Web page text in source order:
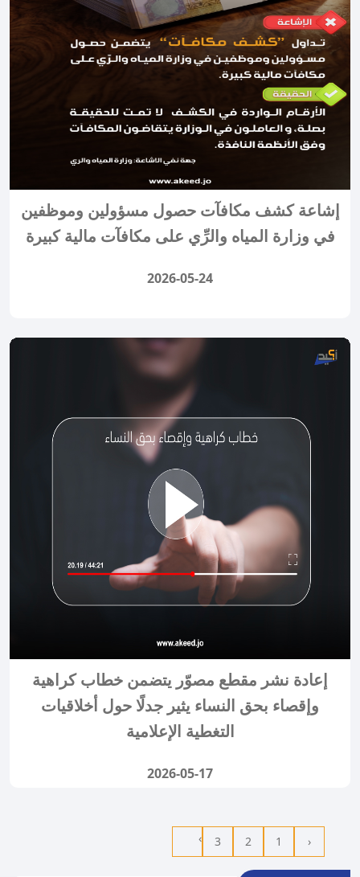
إشاعة كشف مكافآت حصول مسؤولين وموظفين
في وزارة المياه والرِّي على مكافآت مالية كبيرة
2026-05-24
إعادة نشر مقطع مصوّر يتضمن خطاب كراهية
وإقصاء بحق النساء يثير جدلًا حول أخلاقيات
التغطية الإعلامية
2026-05-17
‹
1
2
3
›